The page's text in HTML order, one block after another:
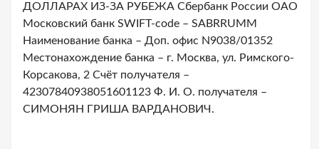
ДОЛЛАРАХ ИЗ-ЗА РУБЕЖА Сбербанк России ОАО
Московский банк SWIFT-code – SABRRUMM
Наименование банка – Доп. офис N9038/01352
Местонахождение банка – г. Москва, ул. Римского-
Корсакова, 2 Счёт получателя –
42307840938051601123 Ф. И. О. получателя –
СИМОНЯН ГРИША ВАРДАНОВИЧ.